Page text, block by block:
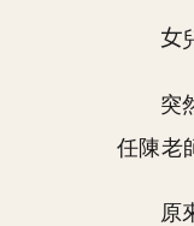
突
任陳老
原